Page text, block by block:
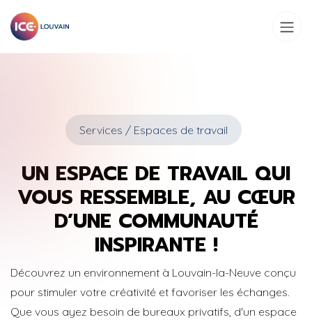
Services / Espaces de travail
UN ESPACE DE TRAVAIL QUI
VOUS RESSEMBLE, AU CŒUR
D’UNE COMMUNAUTÉ
INSPIRANTE !
Découvrez un environnement à Louvain-la-Neuve conçu
pour stimuler votre créativité et favoriser les échanges.
Que vous ayez besoin de bureaux privatifs, d'un espace